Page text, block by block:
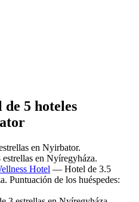
5 hoteles
en Nyirbator.
en Nyíregyháza.
Hotel — Hotel de 3.5
Puntuación de los huéspedes: